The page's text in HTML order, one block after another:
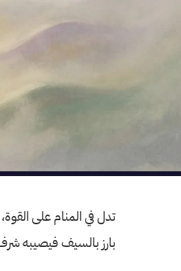
تدل في المنام على
بارز بالسيف فيصيبه